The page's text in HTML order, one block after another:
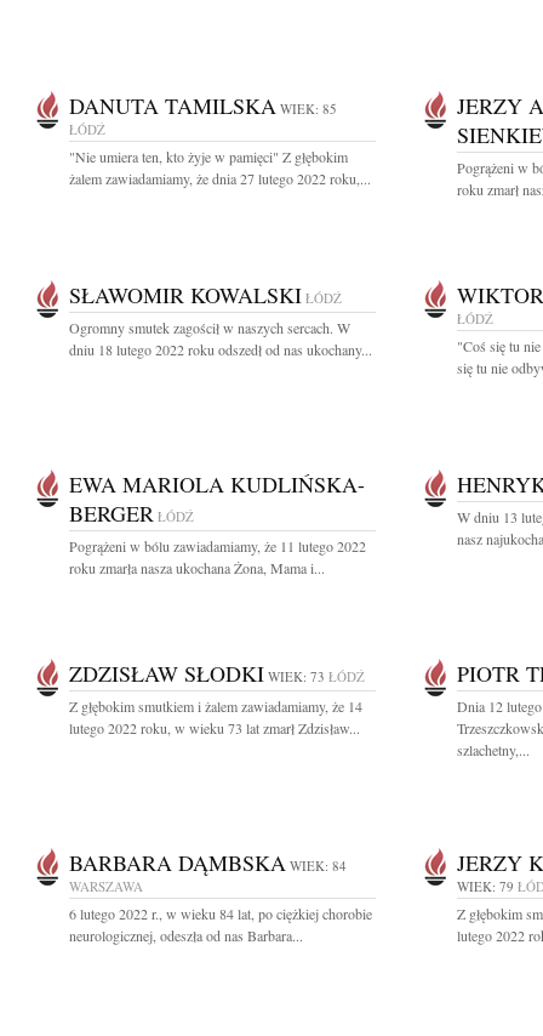
DANUTA TAMILSKA WIEK: 85
ŁÓDŹ
"Nie umiera ten, kto żyje w pamięci" Z głębokim
żalem zawiadamiamy, że dnia 27 lutego 2022 roku,...
JERZY
Pogrążeni w
roku zmarł
SŁAWOMIR KOWALSKI ŁÓDŹ
Ogromny smutek zagościł w naszych sercach. W
dniu 18 lutego 2022 roku odszedł od nas ukochany...
ŁÓDŹ
"Coś się tu
się tu nie
EWA MARIOLA KUDLIŃSKA-
BERGER ŁÓDŹ
Pogrążeni w bólu zawiadamiamy, że 11 lutego 2022
roku zmarła nasza ukochana Żona, Mama i...
W dniu 13
nasz
ZDZISŁAW SŁODKI WIEK: 73 ŁÓDŹ
Z głębokim smutkiem i żalem zawiadamiamy, że 14
lutego 2022 roku, w wieku 73 lat zmarł Zdzisław...
PIOTR
Dnia 12
szlachetny,...
BARBARA DĄMBSKA WIEK: 84
WARSZAWA
6 lutego 2022 r., w wieku 84 lat, po ciężkiej chorobie
neurologicznej, odeszła od nas Barbara...
JERZY
WIEK: 79
Z głębokim
lutego 2022